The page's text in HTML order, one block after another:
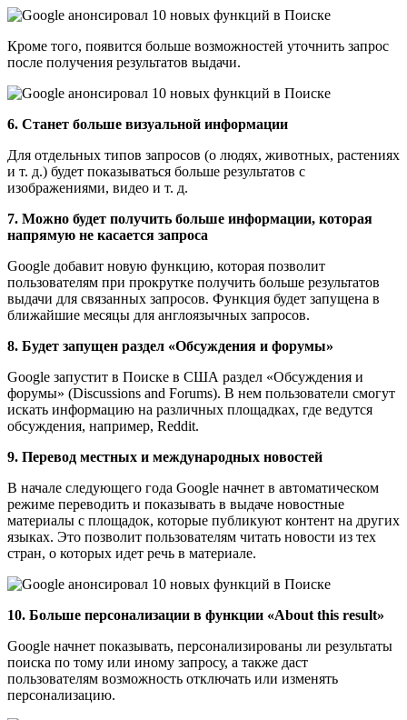
Кроме того, появится больше возможностей уточнить запрос
после получения результатов выдачи.
6. Станет больше визуальной информации
Для отдельных типов запросов (о людях, животных, растениях
и т. д.) будет показываться больше результатов с
изображениями, видео и т. д.
7. Можно будет получить больше информации, которая
напрямую не касается запроса
Google добавит новую функцию, которая позволит
пользователям при прокрутке получить больше результатов
выдачи для связанных запросов. Функция будет запущена в
ближайшие месяцы для англоязычных запросов.
8. Будет запущен раздел «Обсуждения и форумы»
Google запустит в Поиске в США раздел «Обсуждения и
форумы» (Discussions and Forums). В нем пользователи смогут
искать информацию на различных площадках, где ведутся
обсуждения, например, Reddit.
9. Перевод местных и международных новостей
В начале следующего года Google начнет в автоматическом
режиме переводить и показывать в выдаче новостные
материалы с площадок, которые публикуют контент на других
языках. Это позволит пользователям читать новости из тех
стран, о которых идет речь в материале.
10. Больше персонализации в функции «About this result»
Google начнет показывать, персонализированы ли результаты
поиска по тому или иному запросу, а также даст
пользователям возможность отключать или изменять
персонализацию.